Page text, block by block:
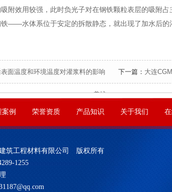
附效用较强，此时负光子对在钢铁颗粒表层的吸附
——水体系位于安定的拆散静态，就出现了加水后的
面温度和环境温度对灌浆料的影响 下一篇： 大连
养护
例 荣誉资质 产品知识 关于我们
筑工程材料有限公司 版权所有
1255